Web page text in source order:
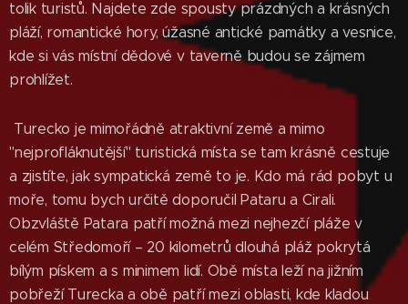
tolik turistů. Najdete zde spousty prázdných a krásných
pláží, romantické hory, úžasné antické památky a vesnice,
kde si vás místní dědové v taverně budou se zájmem
prohlížet.
Turecko je mimořádně atraktivní země a mimo
"nejprofláknutější" turistická místa se tam krásně cestuje
a zjistíte, jak sympatická země to je. Kdo má rád pobyt u
moře, tomu bych určitě doporučil Pataru a Cirali.
Obzvláště Patara patří možná mezi nejhezčí pláže v
celém Středomoří – 20 kilometrů dlouhá pláž pokrytá
bílým pískem a s minimem lidí. Obě místa leží na jižním
pobřeží Turecka a obě patří mezi oblasti, kde kladou